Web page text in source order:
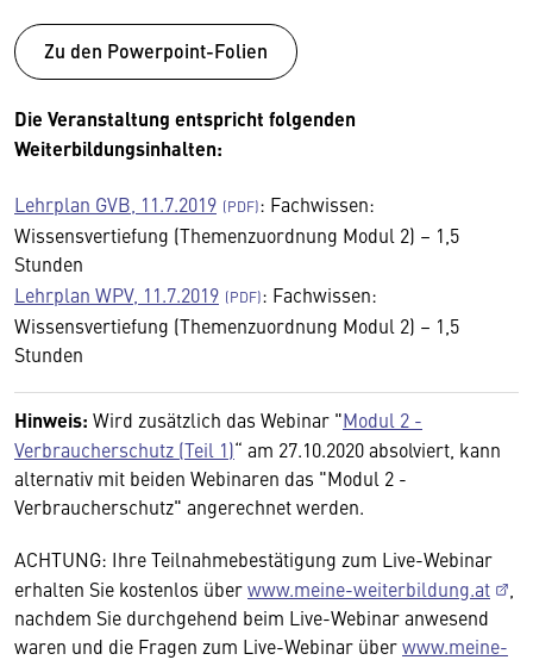
Zu den Powerpoint-Folien
Die Veranstaltung entspricht folgenden
Weiterbildungsinhalten:
Lehrplan GVB, 11.7.2019
: Fachwissen:
Wissensvertiefung (Themenzuordnung Modul 2) – 1,5
Stunden
Lehrplan WPV, 11.7.2019
: Fachwissen:
Wissensvertiefung (Themenzuordnung Modul 2) – 1,5
Stunden
Hinweis: Wird zusätzlich das Webinar "Modul 2 -
Verbraucherschutz (Teil 1)“ am 27.10.2020 absolviert, kann
alternativ mit beiden Webinaren das "Modul 2 -
Verbraucherschutz" angerechnet werden.
ACHTUNG: Ihre Teilnahmebestätigung zum Live-Webinar
erhalten Sie kostenlos überwww.meine-weiterbildung.at
nachdem Sie durchgehend beim Live-Webinar anwesend
waren und die Fragen zum Live-Webinar überwww.meine-